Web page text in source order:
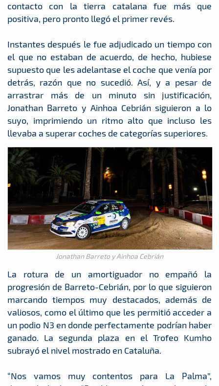
contacto con la tierra catalana fue más que
positiva, pero pronto llegó el primer revés.
Instantes después le fue adjudicado un tiempo con
el que no estaban de acuerdo, de hecho, hubiese
supuesto que les adelantase el coche que venía por
detrás, razón que no sucedió. Así, y a pesar de
arrastrar más de un minuto sin justificación,
Jonathan Barreto y Ainhoa Cebrián siguieron a lo
suyo, imprimiendo un ritmo alto que incluso les
llevaba a superar coches de categorías superiores.
Jonathan Barreto y Ainhoa Cebrián
La rotura de un amortiguador no empañó la
progresión de Barreto-Cebrián, por lo que siguieron
marcando tiempos muy destacados, además de
valiosos, como el último que les permitió acceder a
un podio N3 en donde perfectamente podrían haber
ganado. La segunda plaza en el Trofeo Kumho
subrayó el nivel mostrado en Cataluña.
“Nos vamos muy contentos para La Palma”,